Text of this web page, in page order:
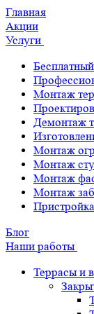
Главная
Акции
Услуги
Монтаж
Демонтаж
Монтаж
Монтаж
Монтаж
Монтаж
Блог
Наши работы
Террасы и